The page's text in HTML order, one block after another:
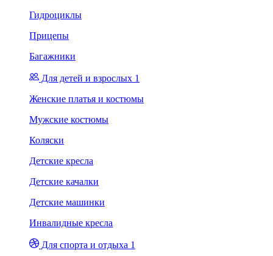
Гидроциклы
Прицепы
Багажники
Для детей и взрослых 1
Женские платья и костюмы
Мужские костюмы
Коляски
Детские кресла
Детские качалки
Детские машинки
Инвалидные кресла
Для спорта и отдыха 1